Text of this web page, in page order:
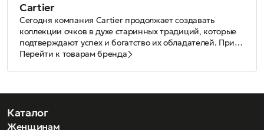
Cartier
Сегодня компания Сartier продолжает создавать
коллекции очков в духе старинных традиций, которые
подтверждают успех и богатство их обладателей. При
изготовлении очков используются благородные
полировка, лакирование и скульптурная лепка. Стоит
Перейти к товарам бренда
Каталог
Женщинам